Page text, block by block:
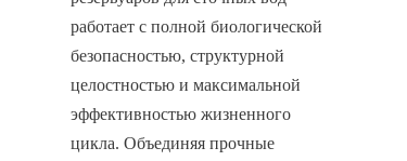
работает с полной биологической
безопасностью, структурной
целостностью и максимальной
эффективностью жизненного
цикла. Объединяя прочные